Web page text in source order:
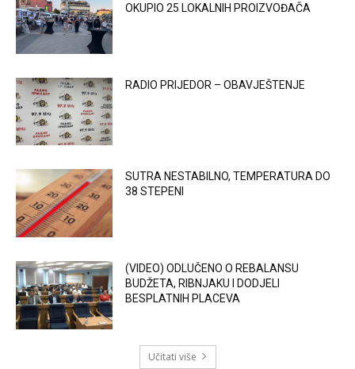
OKUPIO 25 LOKALNIH PROIZVOĐAČA
RADIO PRIJEDOR – OBAVJEŠTENJE
SUTRA NESTABILNO, TEMPERATURA DO
38 STEPENI
(VIDEO) ODLUČENO O REBALANSU
BUDŽETA, RIBNJAKU I DODJELI
BESPLATNIH PLACEVA
Učitati više